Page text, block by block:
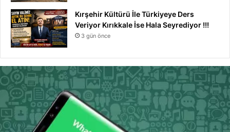
Kırşehir Kültürü İle Türkiyeye Ders
Veriyor Kırıkkale İse Hala Seyrediyor !!!
3 gün önce